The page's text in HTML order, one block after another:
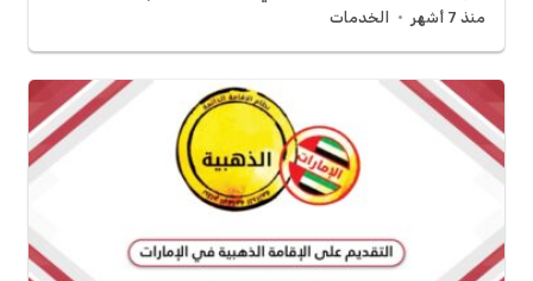
منذ 7 أشهر الخدمات